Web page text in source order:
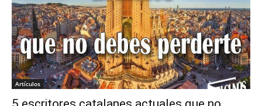
Artículos